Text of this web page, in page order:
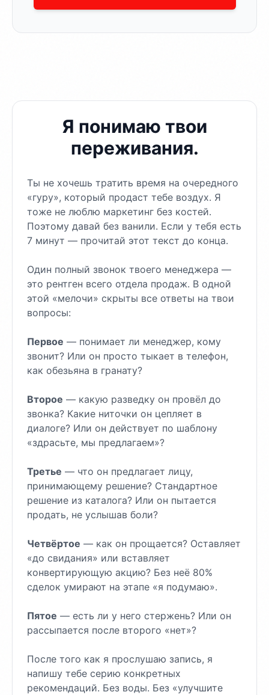
Я понимаю твои
переживания.
Ты не хочешь тратить время на очередного
«гуру», который продаст тебе воздух. Я
тоже не люблю маркетинг без костей.
Поэтому давай без ванили. Если у тебя есть
7 минут — прочитай этот текст до конца.
Один полный звонок твоего менеджера —
это рентген всего отдела продаж. В одной
этой «мелочи» скрыты все ответы на твои
вопросы:
Первое — понимает ли менеджер, кому
звонит? Или он просто тыкает в телефон,
как обезьяна в гранату?
Второе — какую разведку он провёл до
звонка? Какие ниточки он цепляет в
диалоге? Или он действует по шаблону
«здрасьте, мы предлагаем»?
Третье — что он предлагает лицу,
принимающему решение? Стандартное
решение из каталога? Или он пытается
продать, не услышав боли?
Четвёртое — как он прощается? Оставляет
«до свидания» или вставляет
конвертирующую акцию? Без неё 80%
сделок умирают на этапе «я подумаю».
Пятое — есть ли у него стержень? Или он
рассыпается после второго «нет»?
После того как я прослушаю запись, я
напишу тебе серию конкретных
рекомендаций. Без воды. Без «улучшите